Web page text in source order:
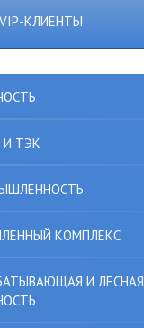
VIP-КЛИЕНТЫ
ТЭК
КОМПЛЕКС
И ЛЕСНАЯ